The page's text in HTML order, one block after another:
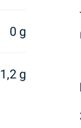
0 g
1,2 g